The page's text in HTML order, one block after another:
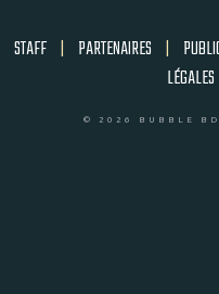
STAFF | PARTENAIRES |
LÉGALES
© 2026 BUBBLE BD